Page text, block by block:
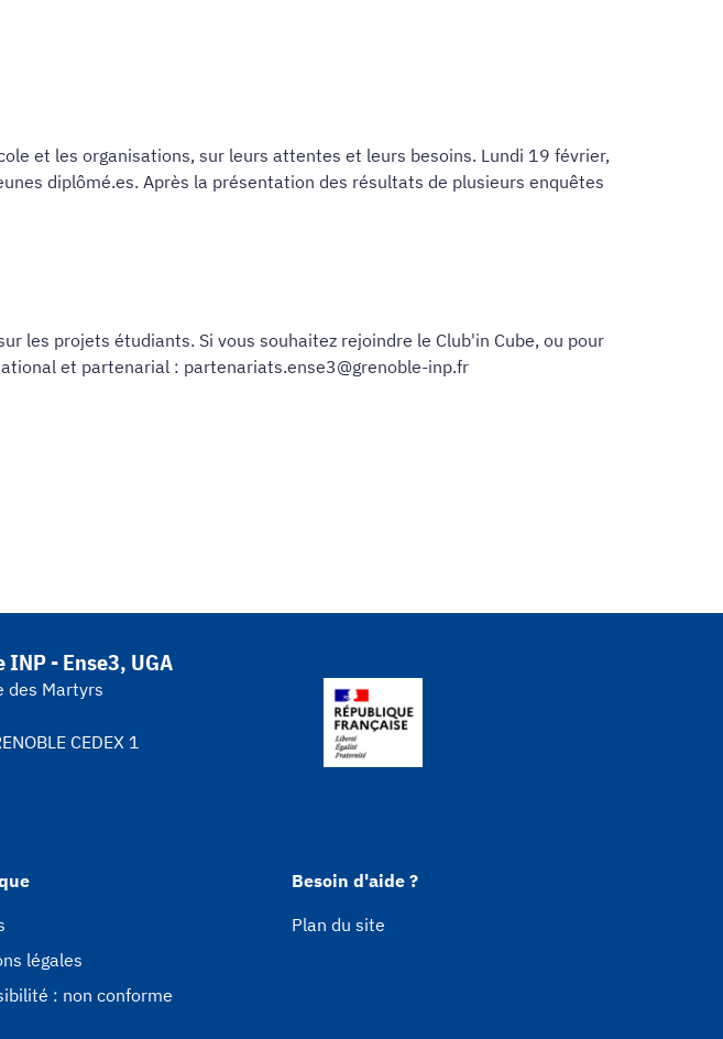
et les organisations, sur leurs attentes et leurs besoins. Lundi 19 février,
diplômé.es. Après la présentation des résultats de plusieurs enquêtes
les projets étudiants. Si vous souhaitez rejoindre le Club'in Cube, ou pour
et partenarial : partenariats.ense3@grenoble-inp.fr
INP - Ense3, UGA
des Martyrs
CEDEX 1
légales
: non conforme
Besoin d'aide ?
Plan du site